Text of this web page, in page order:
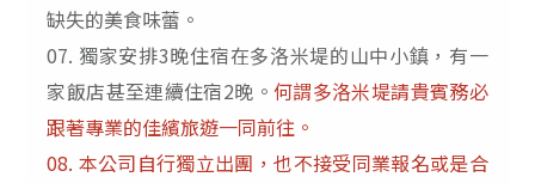
缺失的美食味蕾。
07. 獨家安排3晚住宿在多洛米堤的山中小鎮，有一
家飯店甚至連續住宿2晚。 何謂多洛米堤請貴賓務必
跟著專業的佳繽旅遊一同前往。
08. 本公司自行獨立出團，也不接受同業報名或是合